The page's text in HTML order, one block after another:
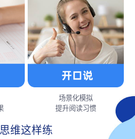
场景化模拟
提升阅读习惯
思维这样练